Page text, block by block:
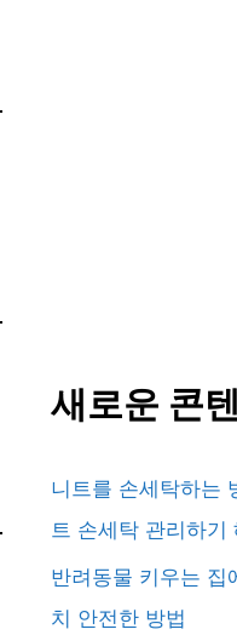
새로운 콘
니트를 손세탁하는
트 손세탁 관리하기
반려동물 키우는 집
치 안전한 방법